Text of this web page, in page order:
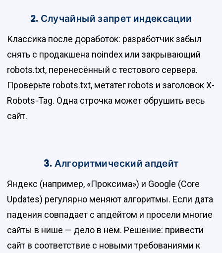
2. Случайный запрет индексации
Классика после доработок: разработчик забыл
снять с продакшена noindex или закрывающий
robots.txt, перенесённый с тестового сервера.
Проверьте robots.txt, метатег robots и заголовок X-
Robots-Tag. Одна строчка может обрушить весь
сайт.
3. Алгоритмический апдейт
Яндекс (например, «Проксима») и Google (Core
Updates) регулярно меняют алгоритмы. Если дата
падения совпадает с апдейтом и просели многие
сайты в нише — дело в нём. Решение: привести
сайт в соответствие с новыми требованиями к